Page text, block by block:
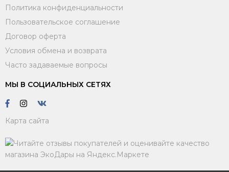
Политика конфиденциальности
Пользовательское соглашение
Договор оферта
Условия обмена и возврата
Часто задаваемые вопросы
МЫ В СОЦИАЛЬНЫХ СЕТЯХ
Карта сайта